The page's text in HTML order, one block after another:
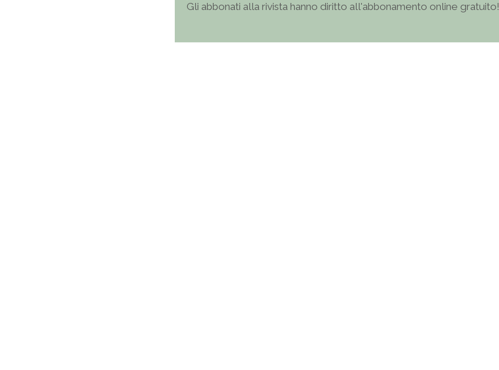
Gli abbonati alla rivista hanno diritto all'abbonamento online gratuito!